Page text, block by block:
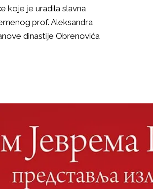
koje je uradila slavna
prof. Aleksandra
dinastije Obrenovića